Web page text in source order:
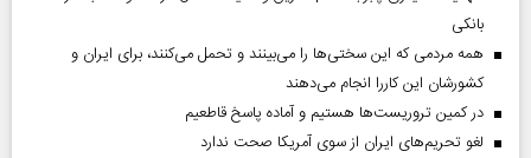
بانکی
همه مردمی که این سختی‌ها را می‌بینند و تحمل می‌کنند، برای ایران و
کشورشان این کاررا انجام می‌دهند
در کمین تروریست‌ها هستیم و آماده پاسخ قاطعیم
لغو تحریم‌های ایران از سوی آمریکا صحت ندارد